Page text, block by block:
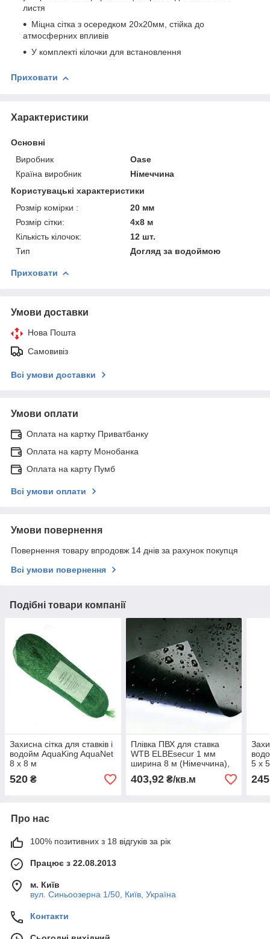
листя
Міцна сітка з осередком 20х20мм, стійка до
атмосферних впливів
У комплекті кілочки для встановлення
Приховати
Характеристики
Основні
Виробник
Oase
Країна виробник
Німеччина
Користувацькі характеристики
Розмір комірки :
20 мм
Розмір сітки:
4х8 м
Кількість кілочок:
12 шт.
Тип
Догляд за водоймою
Приховати
Умови доставки
Нова Пошта
Самовивіз
Всі умови доставки
Умови оплати
Оплата на картку Приватбанку
Оплата на карту Монобанка
Оплата на карту Пумб
Всі умови оплати
Умови повернення
Повернення товару впродовж 14 днів за рахунок покупця
Всі умови повернення
Подібні товари компанії
Захисна сітка для ставків і
водойм AquaKing AquaNet
8 х 8 м
520 ₴
Плівка ПВХ для ставка
WTB ELBEsecur 1 мм
ширина 8 м (Німеччина),
ціна за 1м2
403,92₴/кв.м
5 х
245
Про нас
100% позитивних з 18 відгуків за рік
Працює з 22.08.2013
м. Київ
вул. Синьоозерна 1/50, Київ, Україна
Контакти